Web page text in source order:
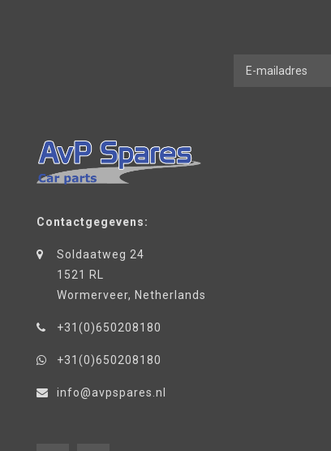
Contactgegevens:
Soldaatweg 24
1521 RL
Wormerveer, Netherlands
+31(0)650208180
+31(0)650208180
info@avpspares.nl